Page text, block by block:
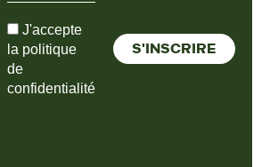
J'accepte
la politique
de
confidentialité